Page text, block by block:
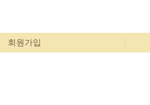
회원가입